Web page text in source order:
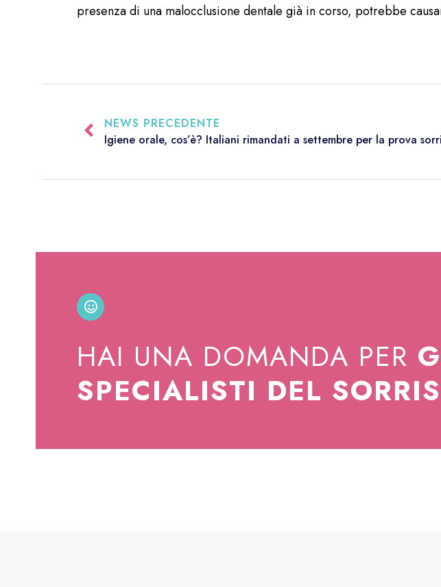
presenza di una malocclusione dentale già in corso, potrebbe
NEWS PRECEDENTE
Igiene orale, cos’è? Italiani rimandati a settembre per la prova
HAI UNA DOMANDA PER
SPECIALISTI DEL